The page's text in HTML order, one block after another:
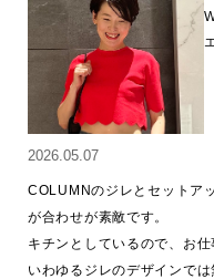
2026.05.07
COLUMNのジレとセットア
が合わせが素敵です。
キチンとしているので、お
いわゆるジレのデザインで